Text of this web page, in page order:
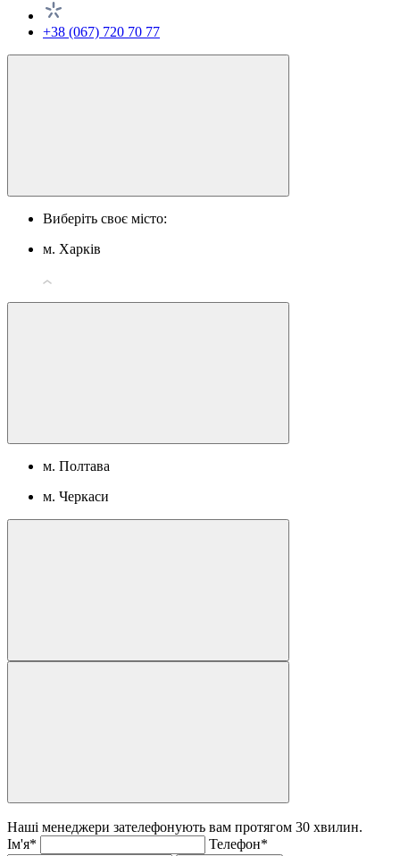
+38 (067) 720 70 77
Виберіть своє місто:
м. Харків
м. Полтава
м. Черкаси
Наші менеджери зателефонують вам протягом 30 хвилин.
Iм'я*
Телефон*